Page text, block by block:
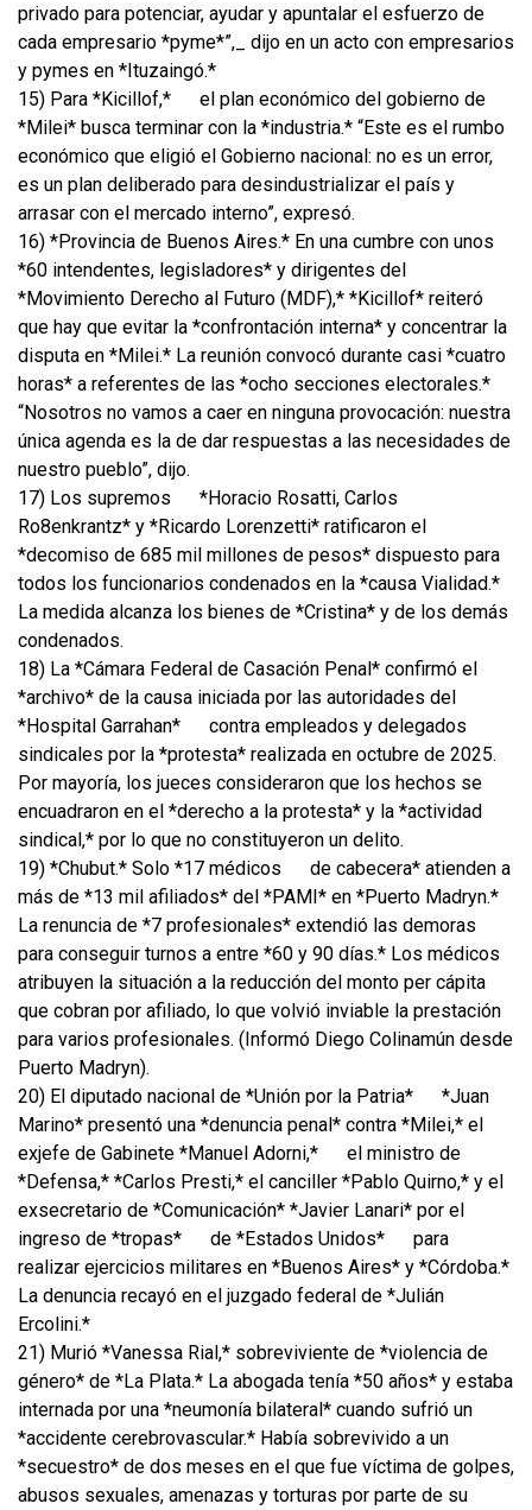
privado para potenciar, ayudar y apuntalar el esfuerzo de
cada empresario *pyme*”,_ dijo en un acto con empresarios
y pymes en *Ituzaingó.*
15) Para *Kicillof,*
el plan económico del gobierno de
*Milei* busca terminar con la *industria.* “Este es el rumbo
económico que eligió el Gobierno nacional: no es un error,
es un plan deliberado para desindustrializar el país y
arrasar con el mercado interno”, expresó.
16) *Provincia de Buenos Aires.* En una cumbre con unos
*60 intendentes, legisladores* y dirigentes del
*Movimiento Derecho al Futuro (MDF),* *Kicillof* reiteró
que hay que evitar la *confrontación interna* y concentrar la
disputa en *Milei.* La reunión convocó durante casi *cuatro
horas* a referentes de las *ocho secciones electorales.*
“Nosotros no vamos a caer en ninguna provocación: nuestra
única agenda es la de dar respuestas a las necesidades de
nuestro pueblo”, dijo.
17) Los supremos
*Horacio Rosatti, Carlos
Ro8enkrantz* y *Ricardo Lorenzetti* ratificaron el
*decomiso de 685 mil millones de pesos* dispuesto para
todos los funcionarios condenados en la *causa Vialidad.*
La medida alcanza los bienes de *Cristina* y de los demás
condenados.
18) La *Cámara Federal de Casación Penal* confirmó el
*archivo* de la causa iniciada por las autoridades del
*Hospital Garrahan*
contra empleados y delegados
sindicales por la *protesta* realizada en octubre de 2025.
Por mayoría, los jueces consideraron que los hechos se
encuadraron en el *derecho a la protesta* y la *actividad
sindical,* por lo que no constituyeron un delito.
19) *Chubut.* Solo *17 médicos
de cabecera* atienden a
más de *13 mil afiliados* del *PAMI* en *Puerto Madryn.*
La renuncia de *7 profesionales* extendió las demoras
para conseguir turnos a entre *60 y 90 días.* Los médicos
atribuyen la situación a la reducción del monto per cápita
que cobran por afiliado, lo que volvió inviable la prestación
para varios profesionales. (Informó Diego Colinamún desde
Puerto Madryn).
20) El diputado nacional de *Unión por la Patria*
*Juan
Marino* presentó una *denuncia penal* contra *Milei,* el
exjefe de Gabinete *Manuel Adorni,*
el ministro de
*Defensa,* *Carlos Presti,* el canciller *Pablo Quirno,* y el
exsecretario de *Comunicación* *Javier Lanari* por el
ingreso de *tropas*
de *Estados Unidos*
para
realizar ejercicios militares en *Buenos Aires* y *Córdoba.*
La denuncia recayó en el juzgado federal de *Julián
Ercolini.*
21) Murió *Vanessa Rial,* sobreviviente de *violencia de
género* de *La Plata.* La abogada tenía *50 años* y estaba
internada por una *neumonía bilateral* cuando sufrió un
*accidente cerebrovascular.* Había sobrevivido a un
*secuestro* de dos meses en el que fue víctima de golpes,
abusos sexuales, amenazas y torturas por parte de su